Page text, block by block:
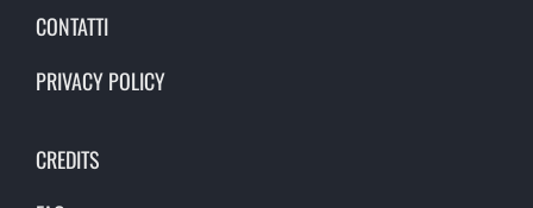
CONTATTI
PRIVACY POLICY
CREDITS